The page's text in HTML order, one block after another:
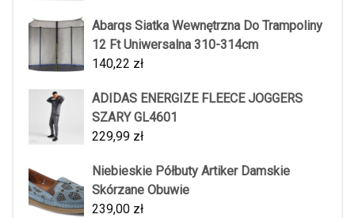
Abarqs Siatka Wewnętrzna Do Trampoliny
12 Ft Uniwersalna 310-314cm
140,22 zł
ADIDAS ENERGIZE FLEECE JOGGERS
SZARY GL4601
229,99 zł
Niebieskie Półbuty Artiker Damskie
Skórzane Obuwie
239,00 zł